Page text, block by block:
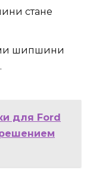
стане
шипшини
для Ford